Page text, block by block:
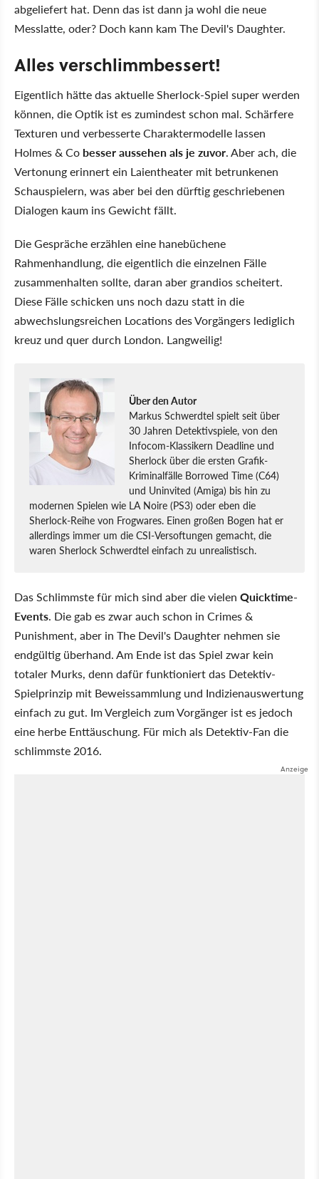
abgeliefert hat. Denn das ist dann ja wohl die neue
Messlatte, oder? Doch kann kam The Devil's Daughter.
Alles verschlimmbessert!
Eigentlich hätte das aktuelle Sherlock-Spiel super werden
können, die Optik ist es zumindest schon mal. Schärfere
Texturen und verbesserte Charaktermodelle lassen
Holmes & Co besser aussehen als je zuvor. Aber ach, die
Vertonung erinnert ein Laientheater mit betrunkenen
Schauspielern, was aber bei den dürftig geschriebenen
Dialogen kaum ins Gewicht fällt.
Die Gespräche erzählen eine hanebüchene
Rahmenhandlung, die eigentlich die einzelnen Fälle
zusammenhalten sollte, daran aber grandios scheitert.
Diese Fälle schicken uns noch dazu statt in die
abwechslungsreichen Locations des Vorgängers lediglich
kreuz und quer durch London. Langweilig!
Über den Autor
Markus Schwerdtel spielt seit über
30 Jahren Detektivspiele, von den
Infocom-Klassikern Deadline und
Sherlock über die ersten Grafik-
Kriminalfälle Borrowed Time (C64)
und Uninvited (Amiga) bis hin zu
modernen Spielen wie LA Noire (PS3) oder eben die
Sherlock-Reihe von Frogwares. Einen großen Bogen hat er
allerdings immer um die CSI-Versoftungen gemacht, die
waren Sherlock Schwerdtel einfach zu unrealistisch.
Das Schlimmste für mich sind aber die vielen Quicktime-
Events. Die gab es zwar auch schon in Crimes &
Punishment, aber in The Devil's Daughter nehmen sie
endgültig überhand. Am Ende ist das Spiel zwar kein
totaler Murks, denn dafür funktioniert das Detektiv-
Spielprinzip mit Beweissammlung und Indizienauswertung
einfach zu gut. Im Vergleich zum Vorgänger ist es jedoch
eine herbe Enttäuschung. Für mich als Detektiv-Fan die
schlimmste 2016.